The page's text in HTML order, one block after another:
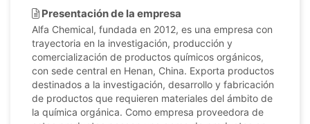
Presentación de la empresa
Alfa Chemical, fundada en 2012, es una empresa con
trayectoria en la investigación, producción y
comercialización de productos químicos orgánicos,
con sede central en Henan, China. Exporta productos
destinados a la investigación, desarrollo y fabricación
de productos que requieren materiales del ámbito de
la química orgánica. Como empresa proveedora de